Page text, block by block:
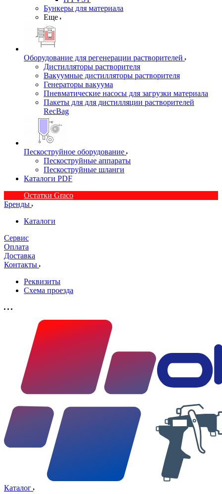
Бункеры для материала
Еще
Оборудование для регенерации растворителей
Дистилляторы растворителя
Вакуумные дистилляторы растворителя
Генераторы вакуума
Пневматические насосы для загрузки материала
Пакеты для для дистилляции растворителей
RecBag
Пескоструйное оборудование
Пескоструйные аппараты
Пескоструйные шланги
Каталоги PDF
Остатки Graco
Бренды
Каталоги
Сервис
Оплата
Доставка
Контакты
Реквизиты
Схема проезда
Каталог